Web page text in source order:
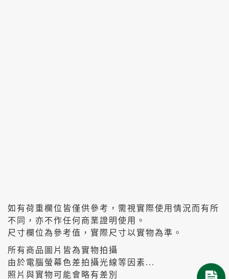
如有荷重欄位皆僅供參考，需視實際使用情況而有所
不同，亦不作任何商業證明使用。
尺寸欄位為參考值，實際尺寸以實物為準。
所有商品圖片皆為實物拍攝
由於電腦螢幕色差拍攝光線等因素...
照片與實物可能會略有差別